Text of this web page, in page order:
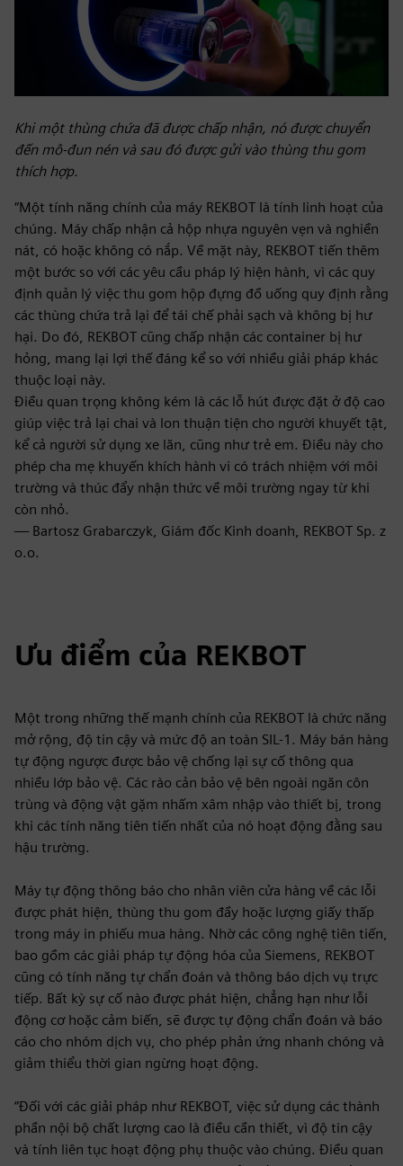
Khi một thùng chứa đã được chấp nhận, nó được chuyển
đến mô-đun nén và sau đó được gửi vào thùng thu gom
thích hợp.
“Một tính năng chính của máy REKBOT là tính linh hoạt của
chúng. Máy chấp nhận cả hộp nhựa nguyên vẹn và nghiền
nát, có hoặc không có nắp. Về mặt này, REKBOT tiến thêm
một bước so với các yêu cầu pháp lý hiện hành, vì các quy
định quản lý việc thu gom hộp đựng đồ uống quy định rằng
các thùng chứa trả lại để tái chế phải sạch và không bị hư
hại. Do đó, REKBOT cũng chấp nhận các container bị hư
hỏng, mang lại lợi thế đáng kể so với nhiều giải pháp khác
thuộc loại này.
Điều quan trọng không kém là các lỗ hút được đặt ở độ cao
giúp việc trả lại chai và lon thuận tiện cho người khuyết tật,
kể cả người sử dụng xe lăn, cũng như trẻ em. Điều này cho
phép cha mẹ khuyến khích hành vi có trách nhiệm với môi
trường và thúc đẩy nhận thức về môi trường ngay từ khi
còn nhỏ.
— Bartosz Grabarczyk, Giám đốc Kinh doanh, REKBOT Sp. z
o.o.
Ưu điểm của REKBOT
Một trong những thế mạnh chính của REKBOT là chức năng
mở rộng, độ tin cậy và mức độ an toàn SIL-1. Máy bán hàng
tự động ngược được bảo vệ chống lại sự cố thông qua
nhiều lớp bảo vệ. Các rào cản bảo vệ bên ngoài ngăn côn
trùng và động vật gặm nhấm xâm nhập vào thiết bị, trong
khi các tính năng tiên tiến nhất của nó hoạt động đằng sau
hậu trường.
Máy tự động thông báo cho nhân viên cửa hàng về các lỗi
được phát hiện, thùng thu gom đầy hoặc lượng giấy thấp
trong máy in phiếu mua hàng. Nhờ các công nghệ tiên tiến,
bao gồm các giải pháp tự động hóa của Siemens, REKBOT
cũng có tính năng tự chẩn đoán và thông báo dịch vụ trực
tiếp. Bất kỳ sự cố nào được phát hiện, chẳng hạn như lỗi
động cơ hoặc cảm biến, sẽ được tự động chẩn đoán và báo
cáo cho nhóm dịch vụ, cho phép phản ứng nhanh chóng và
giảm thiểu thời gian ngừng hoạt động.
“Đối với các giải pháp như REKBOT, việc sử dụng các thành
phần nội bộ chất lượng cao là điều cần thiết, vì độ tin cậy
và tính liên tục hoạt động phụ thuộc vào chúng. Điều quan